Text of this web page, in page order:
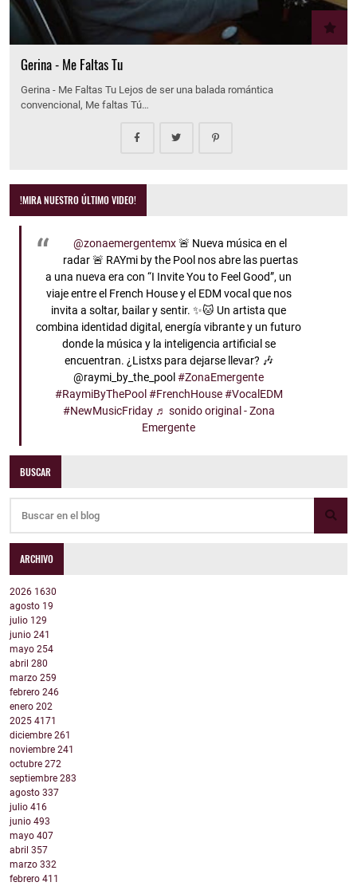
Gerina - Me Faltas Tu
Gerina - Me Faltas Tu Lejos de ser una balada romántica
convencional, Me faltas Tú…
!MIRA NUESTRO ÚLTIMO VIDEO!
@zonaemergentemx🚨 Nueva música en el
radar 🚨 RAYmi by the Pool nos abre las puertas
a una nueva era con “I Invite You to Feel Good”, un
viaje entre el French House y el EDM vocal que nos
invita a soltar, bailar y sentir. ✨🐱 Un artista que
combina identidad digital, energía vibrante y un futuro
donde la música y la inteligencia artificial se
encuentran. ¿Listxs para dejarse llevar? 🎶
@raymi_by_the_pool#ZonaEmergente
#RaymiByThePool #FrenchHouse #VocalEDM
#NewMusicFriday ♬ sonido original - Zona
Emergente
BUSCAR
ARCHIVO
2026 1630
agosto 19
julio 129
junio 241
mayo 254
abril 280
marzo 259
febrero 246
enero 202
2025 4171
diciembre 261
noviembre 241
octubre 272
septiembre 283
agosto 337
julio 416
junio 493
mayo 407
abril 357
marzo 332
febrero 411